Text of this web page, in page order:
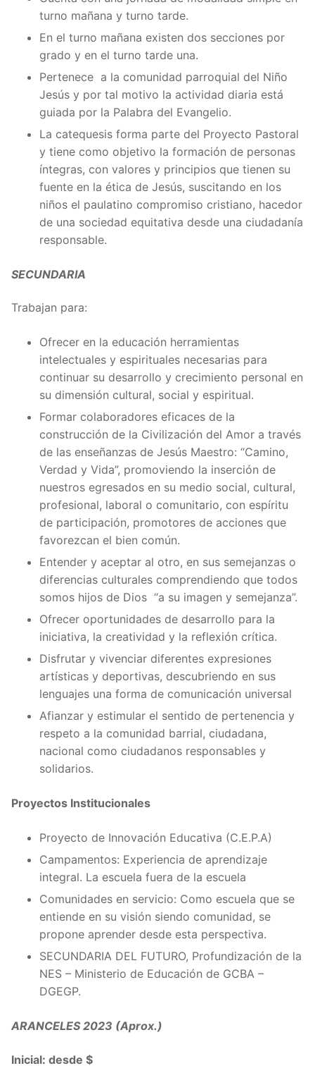
turno mañana y turno tarde.
En el turno mañana existen dos secciones por
grado y en el turno tarde una.
Pertenece a la comunidad parroquial del Niño
Jesús y por tal motivo la actividad diaria está
guiada por la Palabra del Evangelio.
La catequesis forma parte del Proyecto Pastoral
y tiene como objetivo la formación de personas
íntegras, con valores y principios que tienen su
fuente en la ética de Jesús, suscitando en los
niños el paulatino compromiso cristiano, hacedor
de una sociedad equitativa desde una ciudadanía
responsable.
SECUNDARIA
Trabajan para:
Ofrecer en la educación herramientas
intelectuales y espirituales necesarias para
continuar su desarrollo y crecimiento personal en
su dimensión cultural, social y espiritual.
Formar colaboradores eficaces de la
construcción de la Civilización del Amor a través
de las enseñanzas de Jesús Maestro: “Camino,
Verdad y Vida”, promoviendo la inserción de
nuestros egresados en su medio social, cultural,
profesional, laboral o comunitario, con espíritu
de participación, promotores de acciones que
favorezcan el bien común.
Entender y aceptar al otro, en sus semejanzas o
diferencias culturales comprendiendo que todos
somos hijos de Dios “a su imagen y semejanza”.
Ofrecer oportunidades de desarrollo para la
iniciativa, la creatividad y la reflexión crítica.
Disfrutar y vivenciar diferentes expresiones
artísticas y deportivas, descubriendo en sus
lenguajes una forma de comunicación universal
Afianzar y estimular el sentido de pertenencia y
respeto a la comunidad barrial, ciudadana,
nacional como ciudadanos responsables y
solidarios.
Proyectos Institucionales
Proyecto de Innovación Educativa (C.E.P.A)
Campamentos: Experiencia de aprendizaje
integral. La escuela fuera de la escuela
Comunidades en servicio: Como escuela que se
entiende en su visión siendo comunidad, se
propone aprender desde esta perspectiva.
SECUNDARIA DEL FUTURO, Profundización de la
NES – Ministerio de Educación de GCBA –
DGEGP.
ARANCELES 2023 (Aprox.)
Inicial: desde $